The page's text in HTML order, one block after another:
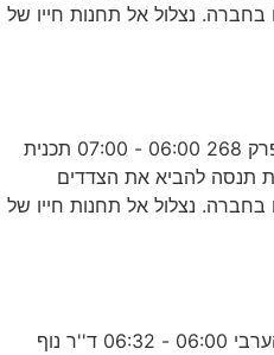
נצלול אל תחנות חייו של
בין השורות עם נסרין אבו גוש - פרק 268 06:00 - 07:00 תכנית
תנסה להביא את הצדדים
נצלול אל תחנות חייו של
כתאב אלטביח' - מסע למטבח הערבי 06:00 - 06:32 ד''ר נוף